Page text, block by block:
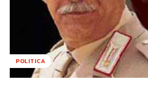
POLITICA